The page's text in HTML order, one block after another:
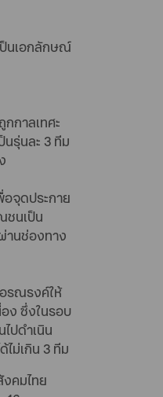
ป็นเอกลักษณ์
กาลเทศะ
นรุ่นละ 3 ทีม
อจุดประกาย
ชนเป็น
านช่องทาง
อรณรงค์ให้
ง ซึ่งในรอบ
ปดำเนิน
ไม่เกิน 3 ทีม
คมไทย